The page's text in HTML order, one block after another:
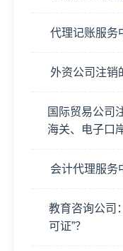
代理记账服务
外资公司注销
国际贸易公司
海关、电子口
会计代理服务
教育咨询公司
可证”？